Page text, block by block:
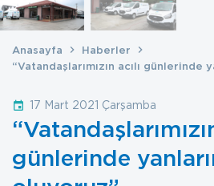
Anasayfa
Haberler
“Vatandaşlarımızın acılı günlerinde
17 Mart 2021 Çarşamba
günlerinde